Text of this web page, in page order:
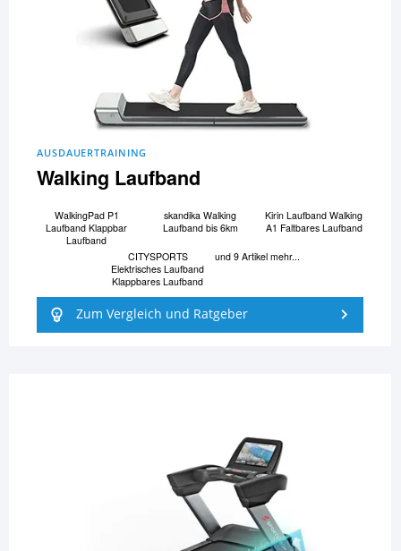
AUSDAUERTRAINING
Walking Laufband
WalkingPad P1
Laufband Klappbar
Laufband
skandika Walking
Laufband bis 6km
Kirin Laufband Walking
A1 Faltbares Laufband
CITYSPORTS
Elektrisches Laufband
Klappbares Laufband
und 9 Artikel mehr...
Zum Vergleich und Ratgeber